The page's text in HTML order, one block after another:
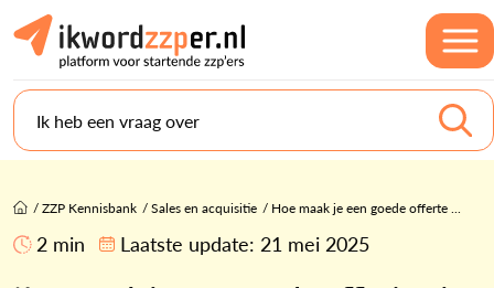
Ik heb een vraag over
/ZZP Kennisbank /Sales en acquisitie / Hoe maak je een goede offerte ...
2 min Laatste update: 21 mei 2025